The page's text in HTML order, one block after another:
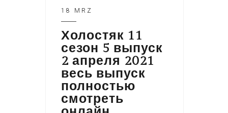
18 MRZ
Холостяк 11
сезон 5 выпуск
2 апреля 2021
весь выпуск
полностью
смотреть